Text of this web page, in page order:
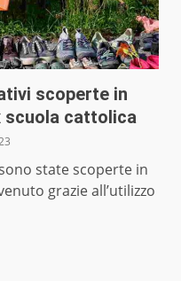
scoperte in
scuola cattolica
state scoperte in
grazie all’utilizzo